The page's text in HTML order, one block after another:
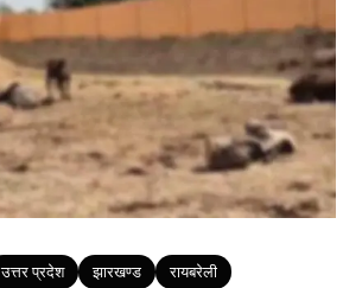
उत्तर प्रदेश झारखण्ड रायबरेली